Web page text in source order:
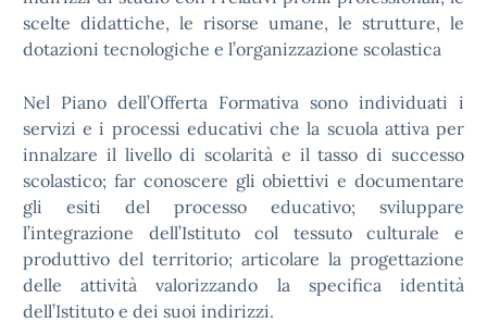
scelte didattiche, le risorse umane, le strutture, le
dotazioni tecnologiche e l’organizzazione scolastica
Nel Piano dell’Offerta Formativa sono individuati i
servizi e i processi educativi che la scuola attiva per
innalzare il livello di scolarità e il tasso di successo
scolastico; far conoscere gli obiettivi e documentare
gli esiti del processo educativo; sviluppare
l’integrazione dell’Istituto col tessuto culturale e
produttivo del territorio; articolare la progettazione
delle attività valorizzando la specifica identità
dell’Istituto e dei suoi indirizzi.